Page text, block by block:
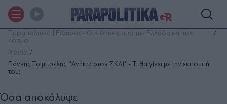
Παραπολιτικά | Ειδήσεις - Οι ειδήσεις από την Ελλάδα και τον
κόσμο
Media
Γιάννης Τσιμιτσέλης: "Ανήκω στον ΣΚΑΪ" - Τι θα γίνει με την εκπομπή
του;
Όσα αποκάλυψε